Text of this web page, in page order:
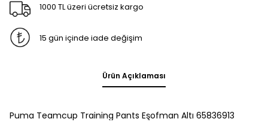
1000 TL üzeri ücretsiz kargo
15 gün içinde iade değişim
Ürün Açıklaması
Puma Teamcup Training Pants Eşofman Altı 65836913